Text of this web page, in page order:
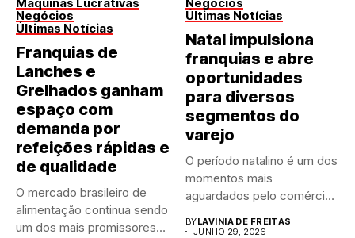
Negócios
Últimas Notícias
Franquias de
Lanches e
Grelhados ganham
espaço com
demanda por
refeições rápidas e
de qualidade
O mercado brasileiro de
alimentação continua sendo
um dos mais promissores
Últimas Notícias
Natal impulsiona
franquias e abre
oportunidades
para diversos
segmentos do
varejo
O período natalino é um dos
momentos mais
aguardados pelo comércio
BYLAVINIA DE FREITAS
JUNHO 29, 2026